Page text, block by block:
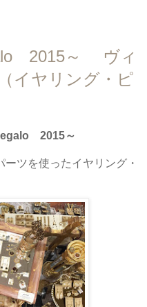
2015～ ヴィ
イヤリング・ピ
2015～
ツを使ったイヤリング・